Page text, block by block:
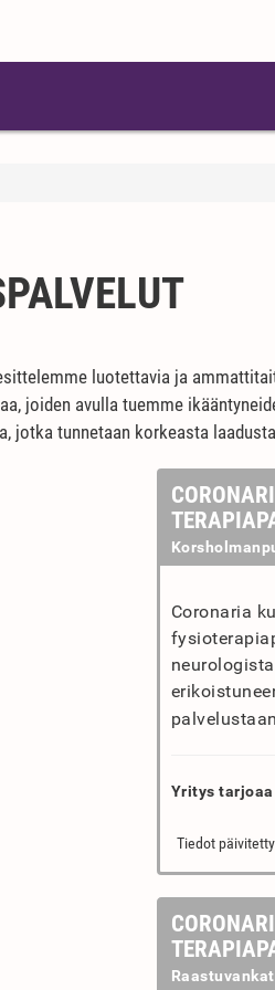
luotettavia ja
joiden avulla tuemme
jotka tunnetaan korkeasta
Coronaria
Yritys
Tiedot